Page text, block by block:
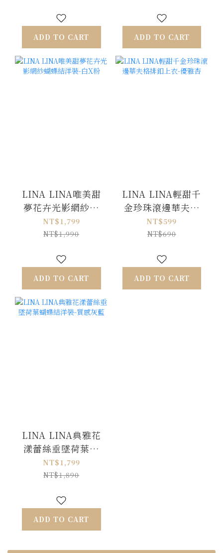
ADD TO CART ADD TO CART
LINA LINA唯美甜
夢花卉光影網紗蝴
蝶結洋裝-白X粉
NT$1,799
NT$1,990
ADD TO CART
LINA LINA輕甜千
金珍珠滾邊華夫格
排釦上衣-優雅杏
NT$599
NT$690
ADD TO CART
LINA LINA典雅花
漾蕾絲垂墜荷葉蝴
蝶結洋裝-質感灰藍
NT$1,799
NT$1,890
ADD TO CART